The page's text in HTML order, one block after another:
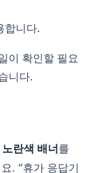
합니다.
이 확인할 필요
니다.
노란색 배너 를
. “휴가 응답기